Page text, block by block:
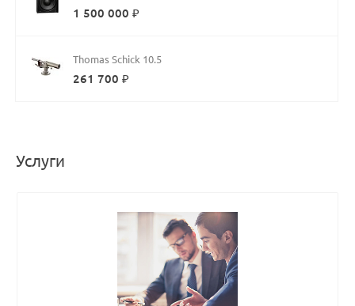
1 500 000 ₽
Thomas Schick 10.5
261 700 ₽
Услуги